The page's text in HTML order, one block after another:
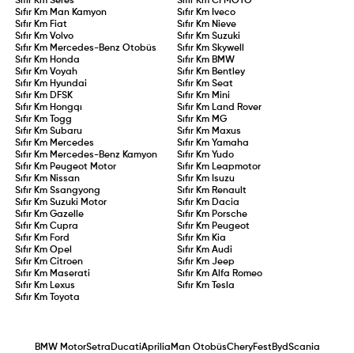
Sıfır Km Man Kamyon Sıfır Km Iveco
Sıfır Km Fiat Sıfır Km Nieve
Sıfır KmVolvo Sıfır Km Suzuki
Sıfır Km Mercedes-Benz Otobüs Sıfır Km Skywell
Sıfır Km Honda Sıfır Km BMW
Sıfır KmVoyah Sıfır Km Bentley
Sıfır Km Hyundai Sıfır Km Seat
Sıfır Km DFSK Sıfır Km Mini
Sıfır Km Hongqı Sıfır Km Land Rover
Sıfır Km
Togg Sıfır Km MG
Sıfır KmSubaru Sıfır Km Maxus
Sıfır Km Mercedes Sıfır Km Yamaha
Sıfır Km Mercedes-Benz Kamyon Sıfır Km Yudo
Sıfır Km Peugeot Motor Sıfır Km Leapmotor
Sıfır Km Nissan Sıfır Km Isuzu
Sıfır KmSsangyong Sıfır Km Renault
Sıfır KmSuzuki Motor Sıfır Km Dacia
Sıfır KmGazelle Sıfır Km Porsche
Sıfır KmCupra Sıfır Km Peugeot
Sıfır Km Ford Sıfır Km Kia
Sıfır KmOpel Sıfır Km Audi
Sıfır KmCitroen Sıfır Km Jeep
Sıfır Km Maserati Sıfır Km Alfa Romeo
Sıfır Km Lexus Sıfır Km
Tesla
Sıfır Km
Toyota
BMW MotorSetra DucatiAprilia Man OtobüsCheryFestBydScania